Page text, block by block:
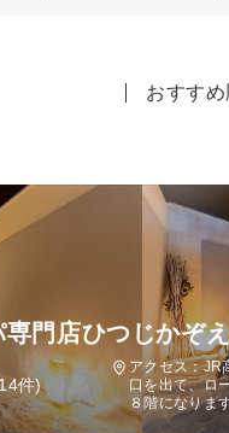
おすす
専門店ひつじかぞ
件)
アクセス：JR
口を出て、ロ
８階になります